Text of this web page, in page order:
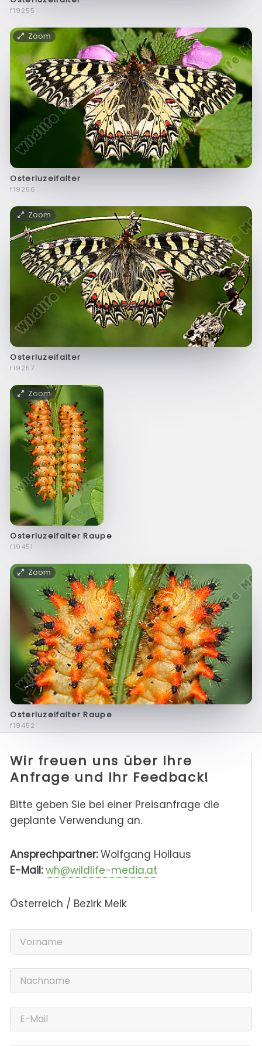
f19255
Zoom
Osterluzeifalter
f19256
Zoom
Osterluzeifalter
f19257
Zoom
Osterluzeifalter Raupe
f19451
Zoom
Osterluzeifalter Raupe
f19452
Wir freuen uns über Ihre
Anfrage und Ihr Feedback!
Bitte geben Sie bei einer Preisanfrage die
geplante Verwendung an.
Ansprechpartner:Wolfgang Hollaus
E-Mail: wh@wildlife-media.at
Österreich / Bezirk Melk